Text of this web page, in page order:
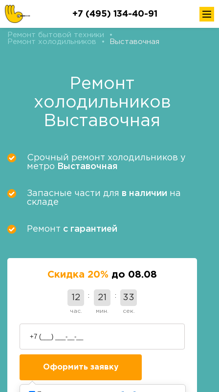
+7 (495) 134-40-91
Ремонт бытовой техники
•
Ремонт холодильников
• Выставочная
Ремонт
холодильников
Выставочная
Срочный ремонт холодильников у
метро
Выставочная
Запасные части для в наличии на
складе
Ремонт с гарантией
Скидка 20% до 08.08
12
час.
21
мин.
32
сек.